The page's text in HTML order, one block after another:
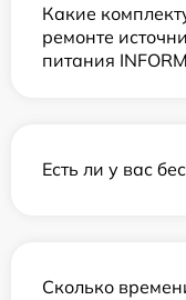
Какие
ремонте
питания
Есть ли у вас
Сколько